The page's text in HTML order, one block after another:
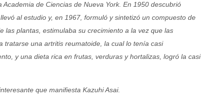
de Ciencias de Nueva York. En 1950 descubrió
al estudio y, en 1967, formuló y sintetizó un compuesto de
plantas, estimulaba su crecimiento a la vez que las
tratarse una artritis reumatoide, la cual lo tenía casi
y una dieta rica en frutas, verduras y hortalizas, logró la casi
que manifiesta Kazuhi Asai.